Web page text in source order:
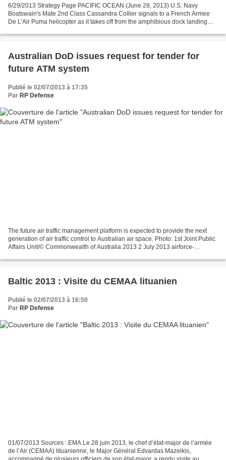
6/29/2013 Strategy Page PACIFIC OCEAN (June 28, 2013) U.S. Navy
Boatswain's Mate 2nd Class Cassandra Collier signals to a French Armee
De L'Air Puma helicopter as it takes off from the amphibious dock landing
Australian DoD issues request for tender for
future ATM system
Publié le 02/07/2013 à 17:35
Par RP Defense
The future air traffic management platform is expected to provide the next
generation of air traffic control to Australian air space. Photo: 1st Joint Public
Affairs Unit/© Commonwealth of Australia 2013 2 July 2013 airforce-
Baltic 2013 : Visite du CEMAA lituanien
Publié le 02/07/2013 à 16:50
Par RP Defense
01/07/2013 Sources : EMA Le 28 juin 2013, le chef d’état-major de l’armée
de l’Air (CEMAA) lituanienne, le Major Général Edvardas Mazeikis,